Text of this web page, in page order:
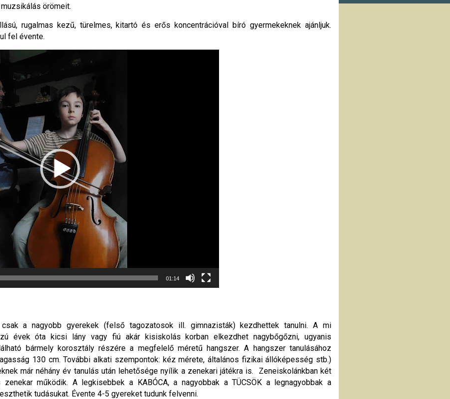
örömeit.
rugalmas kezű, türelmes, kitartó és erős koncentrációval bíró gyermekeknek ajánljuk.
fel évente.
01:14
a nagyobb gyerekek (felső tagozatosok ill. gimnazisták) kezdhettek tanulni. A mi
évek óta kicsi lány vagy fiú akár kisiskolás korban elkezdhet nagybőgőzni, ugyanis
bármely korosztály részére a megfelelő méretű hangszer. A hangszer tanulásához
130 cm. További alkati szempontok: kéz mérete, általános fizikai állóképesség stb.)
már néhány év tanulás után lehetősége nyílik a zenekari játékra is. Zeneiskolánkban két
működik. A legkisebbek a KABÓCA, a nagyobbak a TÜCSÖK a legnagyobbak a
tudásukat. Évente 4-5 gyereket tudunk felvenni.